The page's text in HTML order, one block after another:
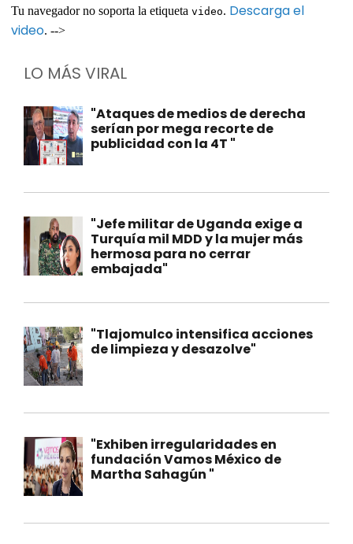
Tu navegador no soporta la etiqueta video. Descarga el
video. -->
LO MÁS VIRAL
"Ataques de medios de derecha
serían por mega recorte de
publicidad con la 4T "
"Jefe militar de Uganda exige a
Turquía mil MDD y la mujer más
hermosa para no cerrar
embajada"
"Tlajomulco intensifica acciones
de limpieza y desazolve"
"Exhiben irregularidades en
fundación Vamos México de
Martha Sahagún "